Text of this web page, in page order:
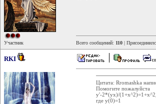
Участник Всего сообщений: 110 |
RKI
Цитата: Rromashka
Помогите пожалуйста
у'-2*(ух)/(1+х^2)=1+х^2,
где у(0)=1